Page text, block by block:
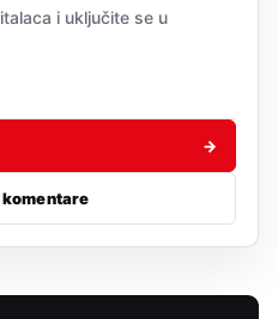
i uključite se u
→